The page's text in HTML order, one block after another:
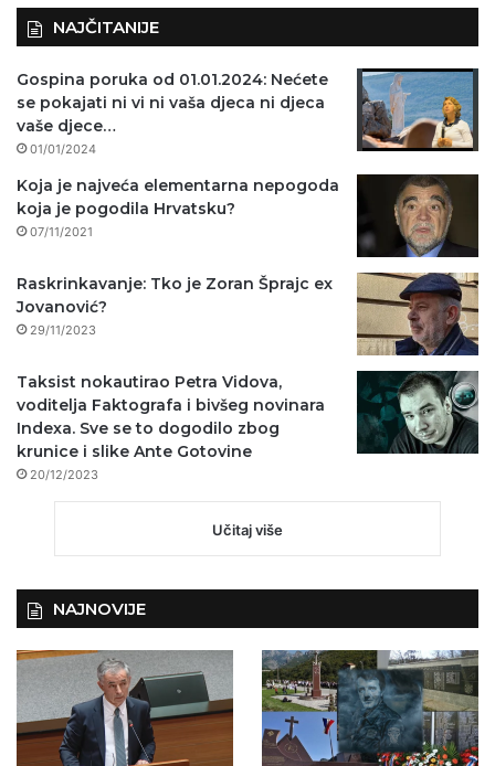
NAJČITANIJE
Gospina poruka od 01.01.2024: Nećete
se pokajati ni vi ni vaša djeca ni djeca
vaše djece…
01/01/2024
Koja je najveća elementarna nepogoda
koja je pogodila Hrvatsku?
07/11/2021
Raskrinkavanje: Tko je Zoran Šprajc ex
Jovanović?
29/11/2023
Taksist nokautirao Petra Vidova,
voditelja Faktografa i bivšeg novinara
Indexa. Sve se to dogodilo zbog
krunice i slike Ante Gotovine
20/12/2023
Učitaj više
NAJNOVIJE